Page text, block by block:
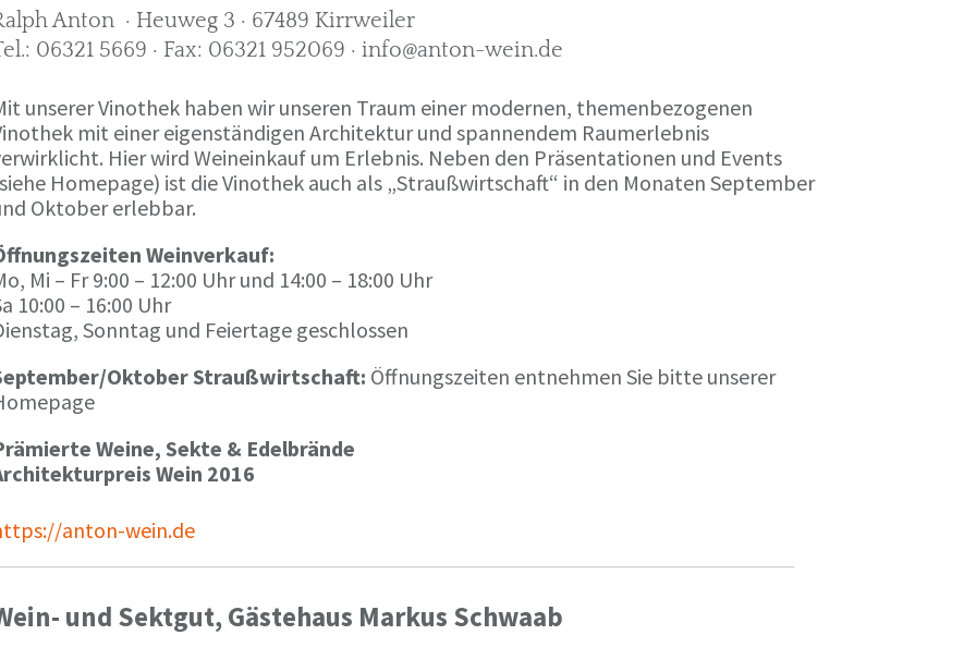
Anton · Heuweg 3 · 67489 Kirrweiler
06321 5669 · Fax: 06321 952069 · info@anton-wein.de
unserer Vinothek haben wir unseren Traum einer modernen, themenbezogenen
mit einer eigenständigen Architektur und spannendem Raumerlebnis
Hier wird Weineinkauf um Erlebnis. Neben den Präsentationen und Events
Homepage) ist die Vinothek auch als „Straußwirtschaft“ in den Monaten September
Oktober erlebbar.
Weinverkauf:
Mi – Fr 9:00 – 12:00 Uhr und 14:00 – 18:00 Uhr
10:00 – 16:00 Uhr
Sonntag und Feiertage geschlossen
Oktober Straußwirtschaft: Öffnungszeiten entnehmen Sie bitte unserer
Weine, Sekte & Edelbrände
Wein 2016
anton-wein.de
und Sektgut, Gästehaus Markus Schwaab